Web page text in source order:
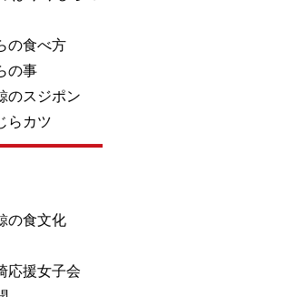
の食べ方
の事
のスジポン
らカツ
の食文化
応援女子会